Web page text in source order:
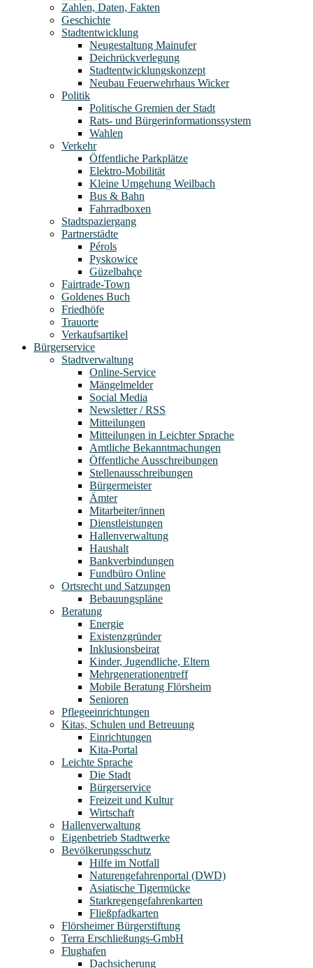
Zahlen, Daten, Fakten
Geschichte
Stadtentwicklung
Neugestaltung Mainufer
Deichrückverlegung
Stadtentwicklungskonzept
Neubau Feuerwehrhaus Wicker
Politik
Politische Gremien der Stadt
Rats- und Bürgerinformationssystem
Wahlen
Verkehr
Öffentliche Parkplätze
Elektro-Mobilität
Kleine Umgehung Weilbach
Bus & Bahn
Fahrradboxen
Stadtspaziergang
Partnerstädte
Pérols
Pyskowice
Güzelbahçe
Fairtrade-Town
Goldenes Buch
Friedhöfe
Trauorte
Verkaufsartikel
Bürgerservice
Stadtverwaltung
Online-Service
Mängelmelder
Social Media
Newsletter / RSS
Mitteilungen
Mitteilungen in Leichter Sprache
Amtliche Bekanntmachungen
Öffentliche Ausschreibungen
Stellenausschreibungen
Bürgermeister
Ämter
Mitarbeiter/innen
Dienstleistungen
Hallenverwaltung
Haushalt
Bankverbindungen
Fundbüro Online
Ortsrecht und Satzungen
Bebauungspläne
Beratung
Energie
Existenzgründer
Inklusionsbeirat
Kinder, Jugendliche, Eltern
Mehrgenerationentreff
Mobile Beratung Flörsheim
Senioren
Pflegeeinrichtungen
Kitas, Schulen und Betreuung
Einrichtungen
Kita-Portal
Leichte Sprache
Die Stadt
Bürgerservice
Freizeit und Kultur
Wirtschaft
Hallenverwaltung
Eigenbetrieb Stadtwerke
Bevölkerungsschutz
Hilfe im Notfall
Naturengefahrenportal (DWD)
Asiatische Tigermücke
Starkregengefahrenkarten
Fließpfadkarten
Flörsheimer Bürgerstiftung
Terra Erschließungs-GmbH
Flughafen
Dachsicherung